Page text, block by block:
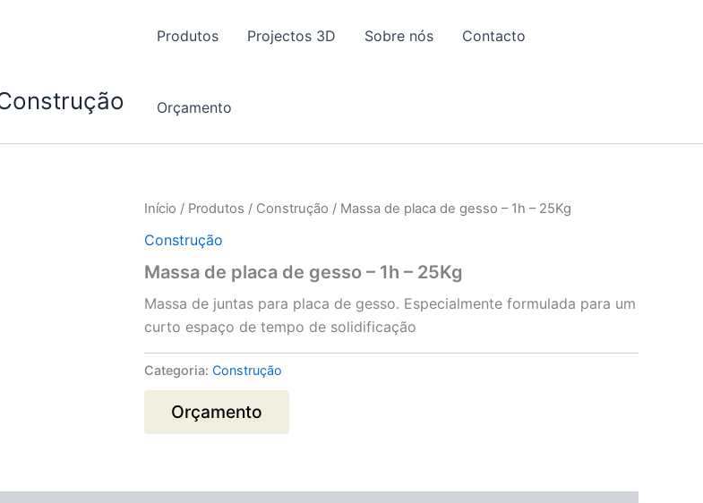
Produtos Projectos 3D Sobre nós Contacto
Orçamento
Início / Produtos / Construção / Massa de placa de gesso – 1h – 25Kg
Construção
Massa de placa de gesso – 1h – 25Kg
Massa de juntas para placa de gesso. Especialmente formulada para um
curto espaço de tempo de solidificação
Categoria: Construção
Orçamento